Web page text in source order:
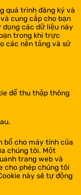
quá trình đăng ký và
cung cấp cho bạn
dụng các dữ liệu này
trong khi trực
các nền tảng và sử
để thu thập thông
bổ cho máy tính của
chúng tôi. Một
trang web và
cho phép chúng tôi
này sẽ tự động